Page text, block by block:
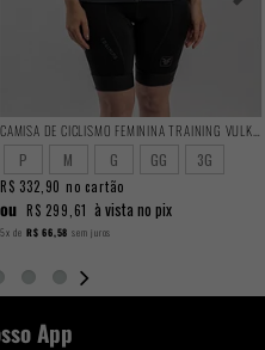
P M G GG 3G
R$ 332,90 no cartão
ou R$ 299,61 à vista no pix
5x de R$ 66,58 sem juros
App